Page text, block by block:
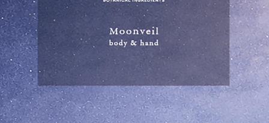
RECRUIT
CONTACT